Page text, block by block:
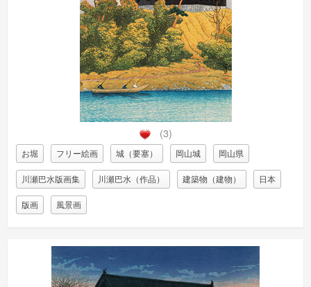
(3)
お堀 フリー絵画 城（要塞） 岡山城 岡山県
川瀬巴水版画集 川瀬巴水（作品） 建築物（建物） 日本
版画 風景画